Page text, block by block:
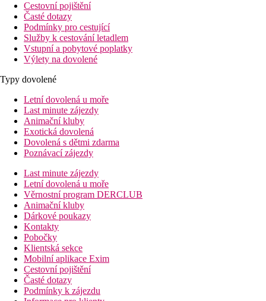
Cestovní pojištění
Časté dotazy
Podmínky pro cestující
Služby k cestování letadlem
Vstupní a pobytové poplatky
Výlety na dovolené
Typy dovolené
Letní dovolená u moře
Last minute zájezdy
Animační kluby
Exotická dovolená
Dovolená s dětmi zdarma
Poznávací zájezdy
Last minute zájezdy
Letní dovolená u moře
Věrnostní program DERCLUB
Animační kluby
Dárkové poukazy
Kontakty
Pobočky
Klientská sekce
Mobilní aplikace Exim
Cestovní pojištění
Časté dotazy
Podmínky k zájezdu